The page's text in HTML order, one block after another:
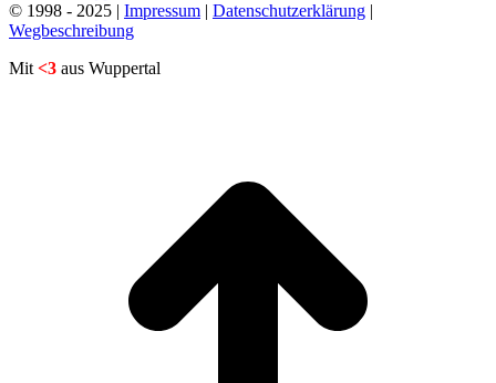
© 1998 - 2025 | Impressum | Datenschutzerklärung |
Wegbeschreibung
Mit <3 aus Wuppertal